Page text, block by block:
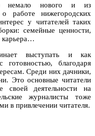
немало нового и из
работе нижегородских
у читателей таких
семейные ценности,
карьера…
выступать и как
готовностью, благодаря
Среди них дачники,
Это основные читатели
своей деятельности на
журналисты тоже
в привлечении читателя.